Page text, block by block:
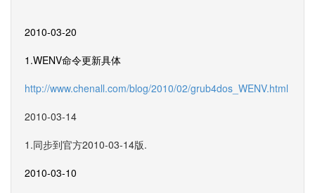
2010-03-20
1.WENV命令更新具体
http://www.chenall.com/blog/2010/02/grub4dos_WENV.html
2010-03-14
1.同步到官方2010-03-14版.
2010-03-10